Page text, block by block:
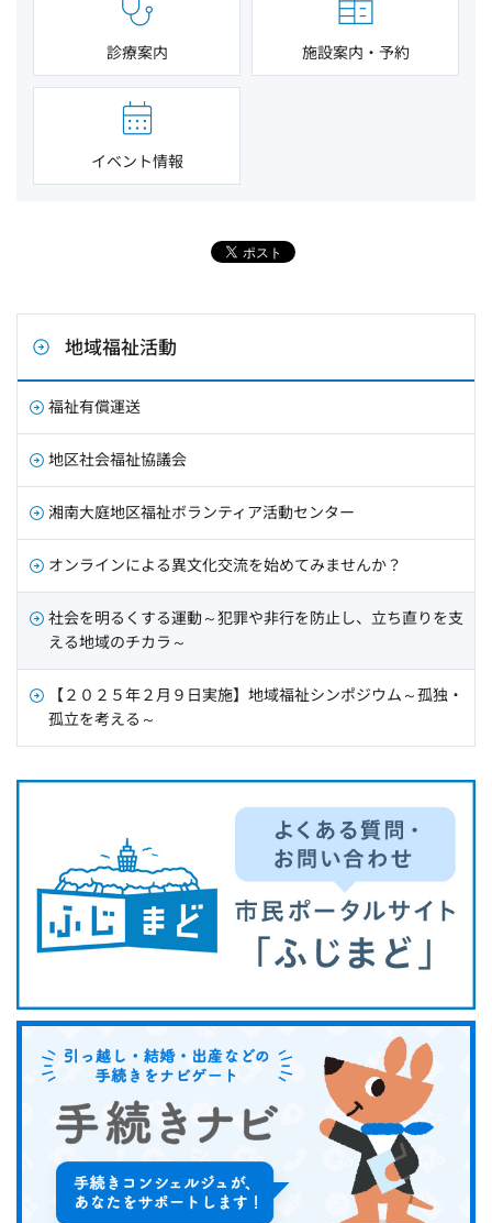
診療案内 施設案内・予約
イベント情報
地域福祉活動
福祉有償運送
地区社会福祉協議会
湘南大庭地区福祉ボランティア活動センター
オンラインによる異文化交流を始めてみませんか？
社会を明るくする運動～犯罪や非行を防止し、立ち直りを支
える地域のチカラ～
【２０２５年２月９日実施】地域福祉シンポジウム～孤独・
孤立を考える～